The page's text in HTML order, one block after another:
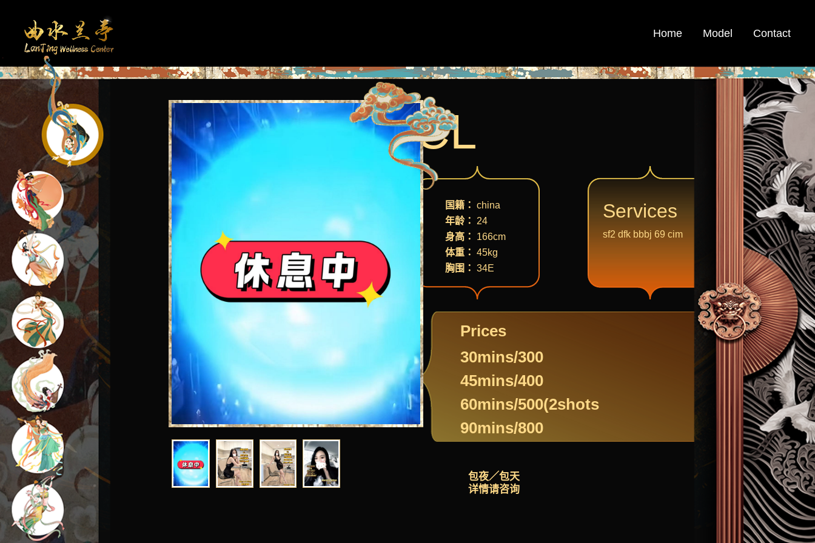
Home Model Contact
CL
国籍： china
年龄：
24
身高：
166cm
体重： 45kg
胸围： 34E
Services
sf2 dfk bbbj 69 cim
Prices
30mins/300
45mins/400
60mins/500(2shots
90mins/800
包夜／包天
详情请咨询